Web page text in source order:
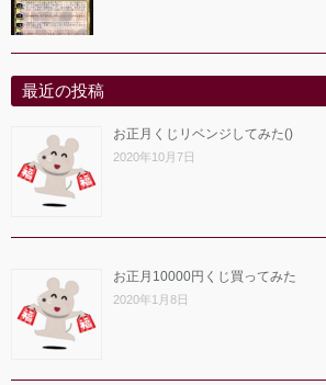
最近の投稿
お正月くじリベンジしてみた()
2020年10月7日
お正月10000円くじ買ってみた
2020年1月8日